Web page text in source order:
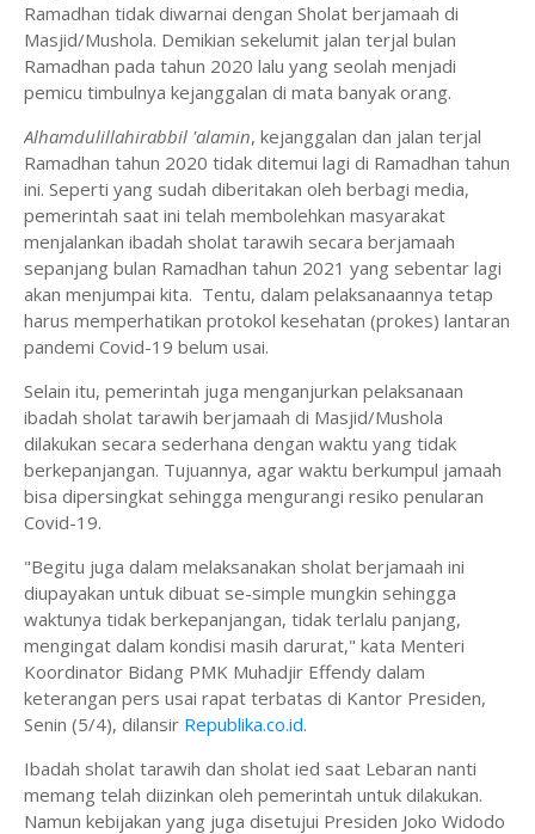
Ramadhan tidak diwarnai dengan Sholat berjamaah di
Masjid/Mushola. Demikian sekelumit jalan terjal bulan
Ramadhan pada tahun 2020 lalu yang seolah menjadi
pemicu timbulnya kejanggalan di mata banyak orang.
Alhamdulillahirabbil 'alamin, kejanggalan dan jalan terjal
Ramadhan tahun 2020 tidak ditemui lagi di Ramadhan tahun
ini. Seperti yang sudah diberitakan oleh berbagi media,
pemerintah saat ini telah membolehkan masyarakat
menjalankan ibadah sholat tarawih secara berjamaah
sepanjang bulan Ramadhan tahun 2021 yang sebentar lagi
akan menjumpai kita. Tentu, dalam pelaksanaannya tetap
harus memperhatikan protokol kesehatan (prokes) lantaran
pandemi Covid-19 belum usai.
Selain itu, pemerintah juga menganjurkan pelaksanaan
ibadah sholat tarawih berjamaah di Masjid/Mushola
dilakukan secara sederhana dengan waktu yang tidak
berkepanjangan. Tujuannya, agar waktu berkumpul jamaah
bisa dipersingkat sehingga mengurangi resiko penularan
Covid-19.
"Begitu juga dalam melaksanakan sholat berjamaah ini
diupayakan untuk dibuat se-simple mungkin sehingga
waktunya tidak berkepanjangan, tidak terlalu panjang,
mengingat dalam kondisi masih darurat," kata Menteri
Koordinator Bidang PMK Muhadjir Effendy dalam
keterangan pers usai rapat terbatas di Kantor Presiden,
Senin (5/4), dilansir Republika.co.id.
Ibadah sholat tarawih dan sholat ied saat Lebaran nanti
memang telah diizinkan oleh pemerintah untuk dilakukan.
Namun kebijakan yang juga disetujui Presiden Joko Widodo